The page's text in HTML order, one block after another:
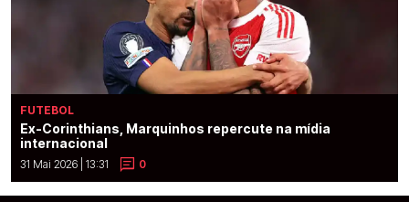
FUTEBOL
Ex-Corinthians, Marquinhos repercute na mídia
internacional
31 Mai 2026 | 13:31 0